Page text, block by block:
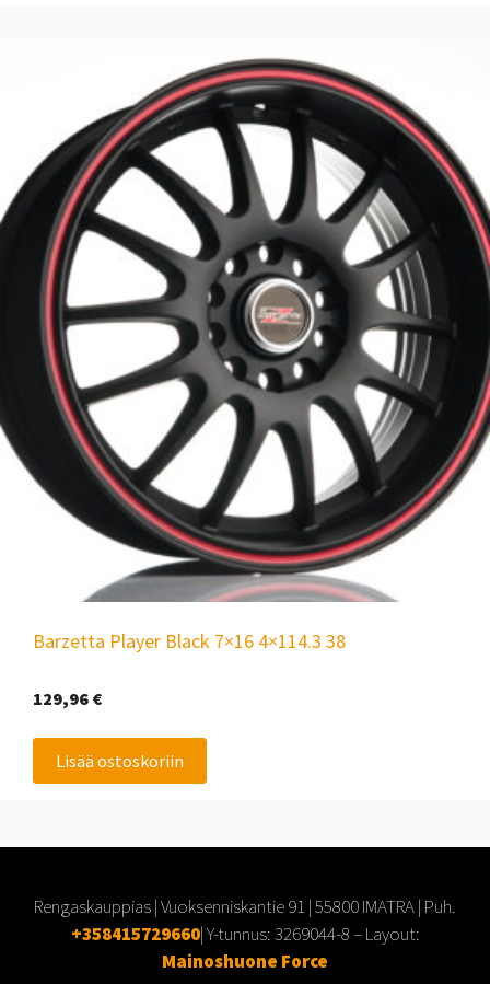
Barzetta Player Black 7×16 4×114.3 38
129,96 €
Lisää ostoskoriin
Rengaskauppias | Vuoksenniskantie 91 | 55800 IMATRA | Puh.
+358415729660| Y-tunnus:3269044-8– Layout:
Mainoshuone Force